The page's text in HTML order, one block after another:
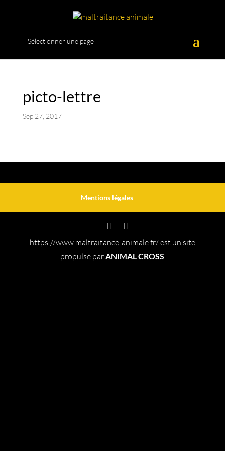
Sélectionner une page
picto-lettre
Sep 27, 2017
Mentions légales
https://www.maltraitance-animale.fr/ est un site
propulsé parANIMAL CROSS